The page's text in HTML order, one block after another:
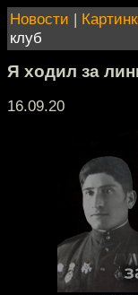
Новости |
клуб
Я ходил за
16.09.20